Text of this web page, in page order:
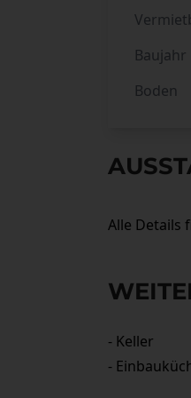
Baujahr
Boden
Alle Details
- Keller
-